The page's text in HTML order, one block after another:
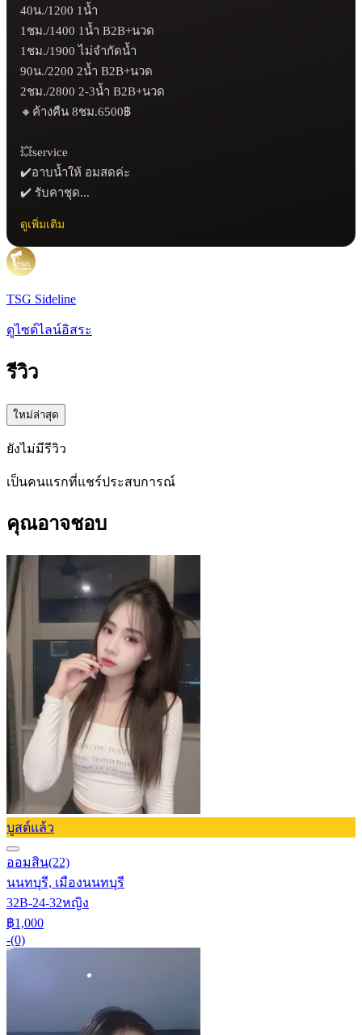
40น./1200 1น้ำ
1ชม./1400 1น้ำ B2B+นวด
1ชม./1900 ไม่จำกัดน้ำ
90น./2200 2น้ำ B2B+นวด
2ชม./2800 2-3น้ำ B2B+นวด
🔸ค้างคืน 8ชม.6500฿
💥service
✔️อาบน้ำให้ อมสดค่ะ
✔️ รับคาชุด...
ดูเพิ่มเติม
TSG Sideline
ดูไซด์ไลน์อิสระ
รีวิว
ใหม่ล่าสุด
ยังไม่มีรีวิว
เป็นคนแรกที่แชร์ประสบการณ์
คุณอาจชอบ
บูสต์แล้ว
ออมสิน(22)
นนทบุรี, เมืองนนทบุรี
32B-24-32หญิง
฿1,000
-(0)